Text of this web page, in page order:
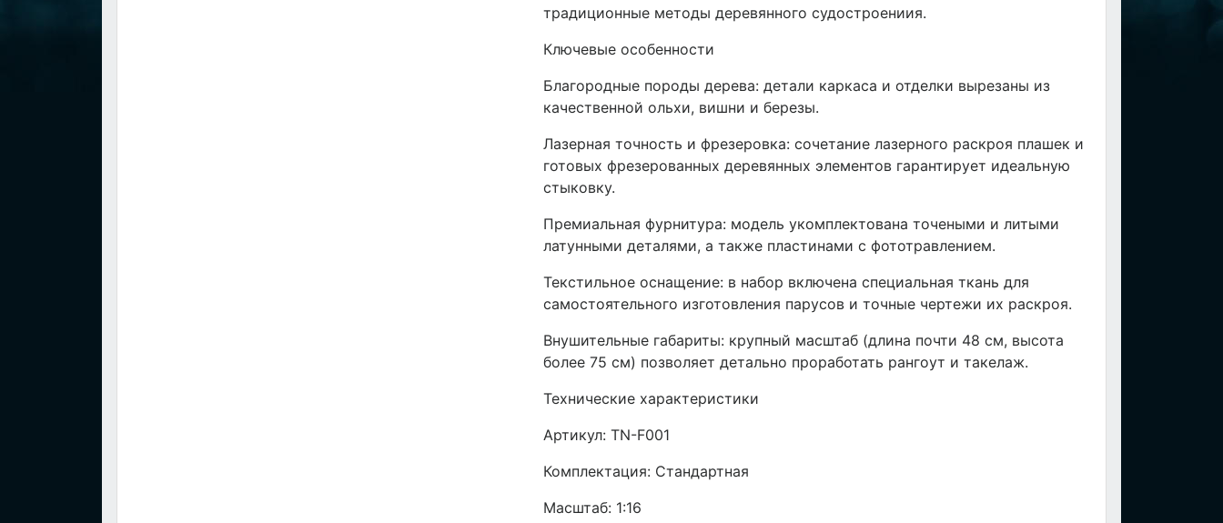
традиционные методы деревянного судостроениия.
Ключевые особенности
Благородные породы дерева: детали каркаса и отделки вырезаны из
качественной ольхи, вишни и березы.
Лазерная точность и фрезеровка: сочетание лазерного раскроя плашек и
готовых фрезерованных деревянных элементов гарантирует идеальную
стыковку.
Премиальная фурнитура: модель укомплектована точеными и литыми
латунными деталями, а также пластинами с фототравлением.
Текстильное оснащение: в набор включена специальная ткань для
самостоятельного изготовления парусов и точные чертежи их раскроя.
Внушительные габариты: крупный масштаб (длина почти 48 см, высота
более 75 см) позволяет детально проработать рангоут и такелаж.
Технические характеристики
Артикул: TN-F001
Комплектация: Стандартная
Масштаб: 1:16